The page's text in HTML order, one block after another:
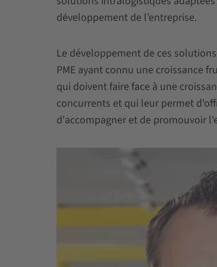
développement de l'entreprise.
Le développement de ces
PME ayant connu une croissance
qui doivent faire face à une
concurrents et qui leur permet
d'accompagner et de promouvoir